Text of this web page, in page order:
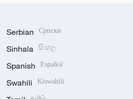
Serbian Српски
Sinhala සිංහල
Spanish Español
Swahili Kiswahili